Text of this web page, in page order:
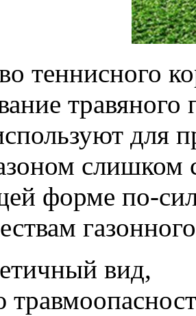
теннисного
для
слишком
форме по-
вид,